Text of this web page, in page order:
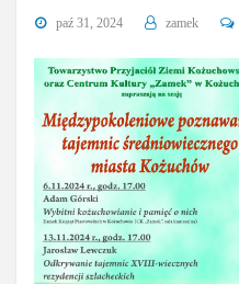
paź 31, 2024 zamek